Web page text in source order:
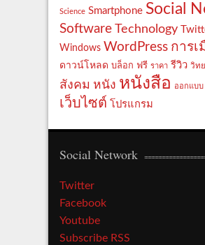
Science Smartphone Social
Software Technology
Windows WordPress การเ
ดาวน์โหลด บล็อก ฟรี ราคา รีวิว วิท
สังคม หนัง หนังสือ ออกแบบ
เว็บไซต์ โปรแกรม
Social Network
Twitter
Facebook
Youtube
Subscribe RSS